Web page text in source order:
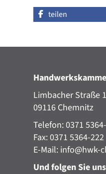
teilen
Limbacher Straße
09116 Chemnitz
Telefon: 0371
Fax: 0371 5364-222
E-Mail: info@hwk-
Und folgen Sie